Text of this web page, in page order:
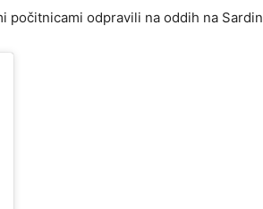
počitnicami odpravili na oddih na